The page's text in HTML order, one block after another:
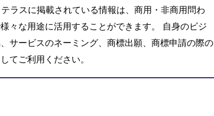
ラスに掲載されている情報は、商用・非商用問わ
々な用途に活用することができます。 自身のビジ
サービスのネーミング、商標出願、商標申請の際の
てご利用ください。